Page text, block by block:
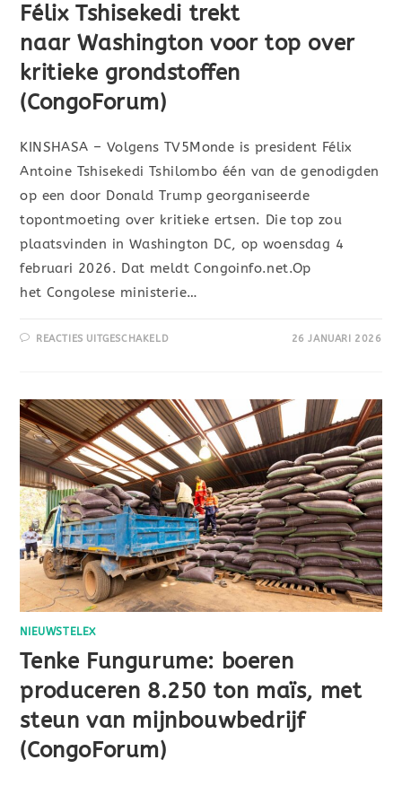
Félix Tshisekedi trekt
naar Washington voor top over
kritieke grondstoffen
(CongoForum)
KINSHASA – Volgens TV5Monde is president Félix
Antoine Tshisekedi Tshilombo één van de genodigden
op een door Donald Trump georganiseerde
topontmoeting over kritieke ertsen. Die top zou
plaatsvinden in Washington DC, op woensdag 4
februari 2026. Dat meldt Congoinfo.net.Op
het Congolese ministerie…
REACTIES UITGESCHAKELD 26 JANUARI 2026
NIEUWSTELEX
Tenke Fungurume: boeren
produceren 8.250 ton maïs, met
steun van mijnbouwbedrijf
(CongoForum)